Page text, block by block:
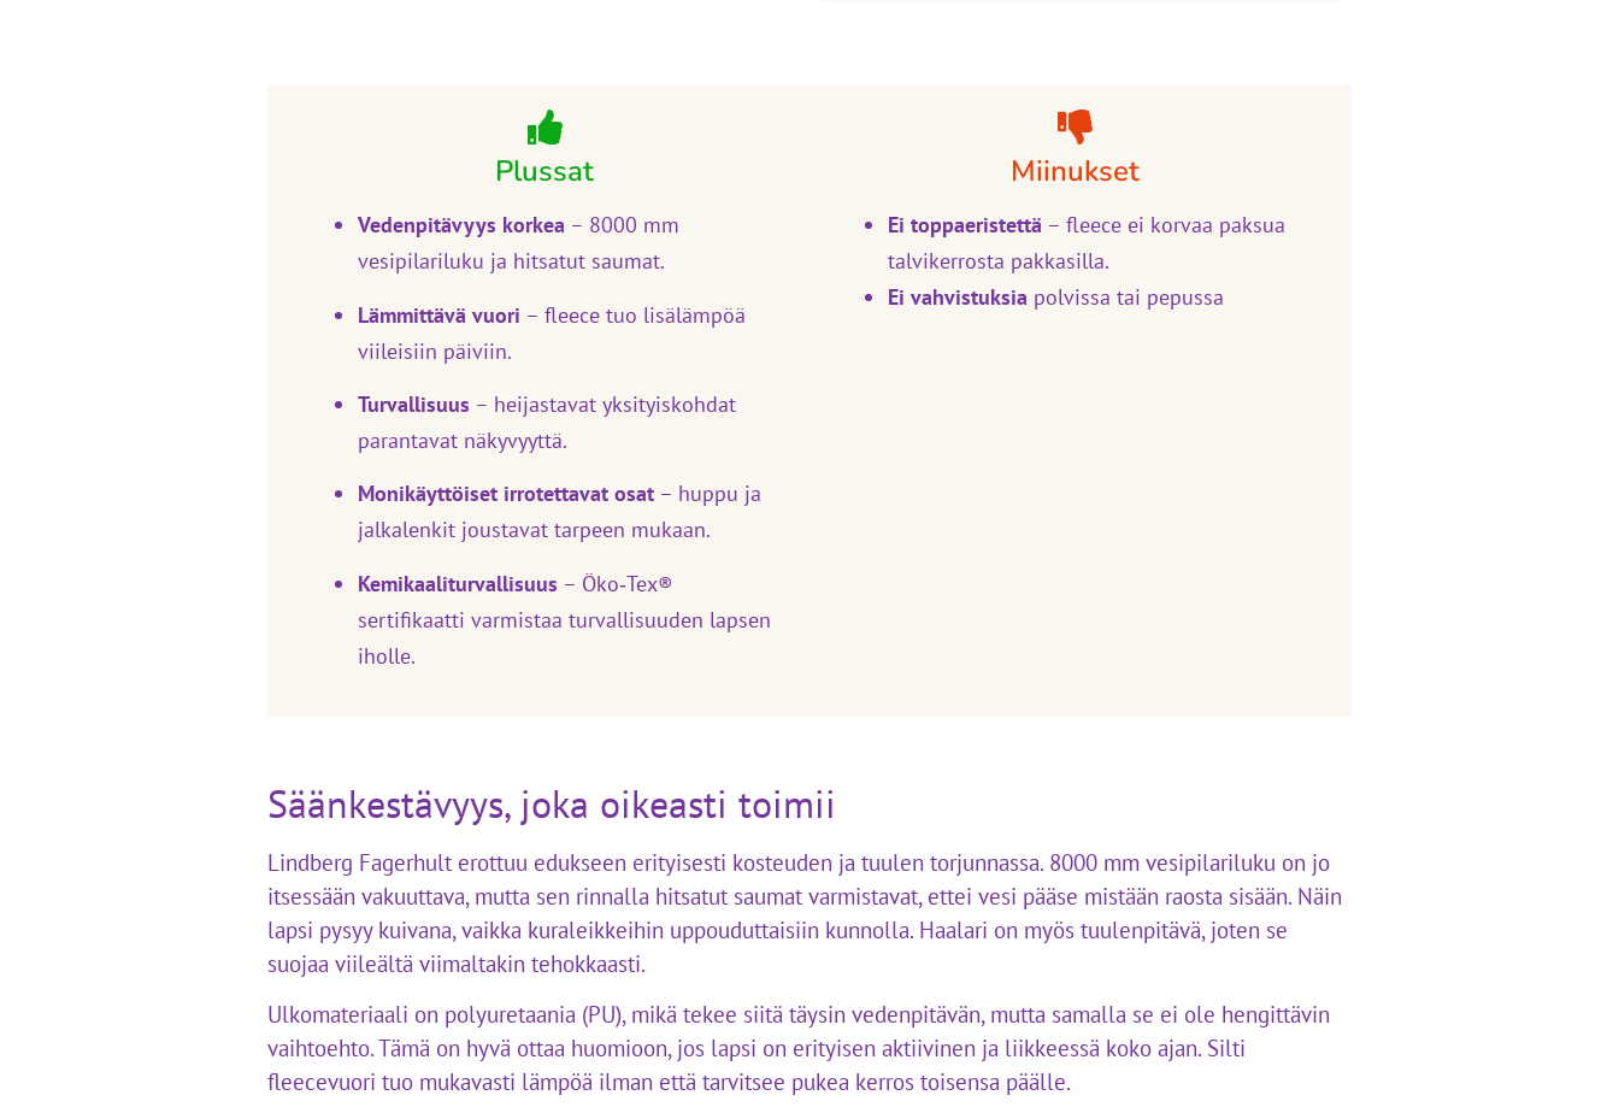
Plussat
Vedenpitävyys korkea – 8000 mm
vesipilariluku ja hitsatut saumat.
Lämmittävä vuori – fleece tuo lisälämpöä
viileisiin päiviin.
Turvallisuus – heijastavat yksityiskohdat
parantavat näkyvyyttä.
Monikäyttöiset irrotettavat osat – huppu ja
jalkalenkit joustavat tarpeen mukaan.
Kemikaaliturvallisuus – Öko‑Tex®
sertifikaatti varmistaa turvallisuuden lapsen
iholle.
Miinukset
Ei toppaeristettä – fleece ei korvaa paksua
talvikerrosta pakkasilla.
Ei vahvistuksia polvissa tai pepussa
Säänkestävyys, joka oikeasti toimii
Lindberg Fagerhult erottuu edukseen erityisesti kosteuden ja tuulen torjunnassa. 8000 mm vesipilariluku on jo
itsessään vakuuttava, mutta sen rinnalla hitsatut saumat varmistavat, ettei vesi pääse mistään raosta sisään. Näin
lapsi pysyy kuivana, vaikka kuraleikkeihin uppouduttaisiin kunnolla. Haalari on myös tuulenpitävä, joten se
suojaa viileältä viimaltakin tehokkaasti.
Ulkomateriaali on polyuretaania (PU), mikä tekee siitä täysin vedenpitävän, mutta samalla se ei ole hengittävin
vaihtoehto. Tämä on hyvä ottaa huomioon, jos lapsi on erityisen aktiivinen ja liikkeessä koko ajan. Silti
fleecevuori tuo mukavasti lämpöä ilman että tarvitsee pukea kerros toisensa päälle.